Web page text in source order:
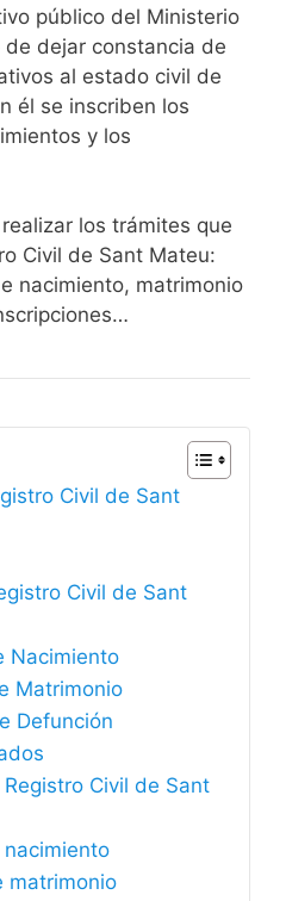
público del Ministerio
dejar constancia de
al estado civil de
él se inscriben los
y los
los trámites que
Civil de Sant Mateu:
nacimiento, matrimonio
Civil de Sant
Civil de Sant
Nacimiento
Matrimonio
Defunción
Civil de Sant
matrimonio